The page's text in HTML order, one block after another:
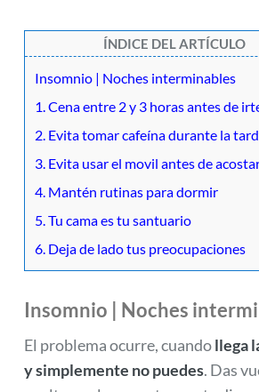
ÍNDICE DEL ARTÍCULO
Insomnio | Noches interminables
1. Cena entre 2 y 3 horas antes de
2. Evita tomar cafeína durante la
3. Evita usar el movil antes de
4. Mantén rutinas para dormir
5. Tu cama es tu santuario
6. Deja de lado tus preocupaciones
Insomnio | Noches
El problema ocurre, cuandollega
y simplemente no puedes. Das